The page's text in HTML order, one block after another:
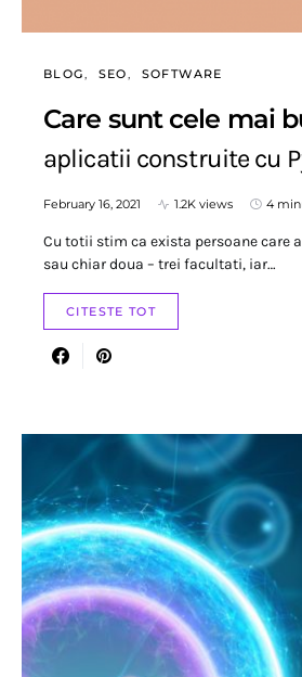
BLOG SEO SOFTWARE
Care sunt cele mai
aplicatii construite cu
February 16, 2021 1.2K views 4
Cu totii stim ca exista persoane care
sau chiar doua – trei facultati, iar…
CITESTE TOT